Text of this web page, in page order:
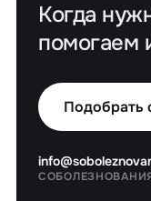
Когда
помогаем
Подобрать